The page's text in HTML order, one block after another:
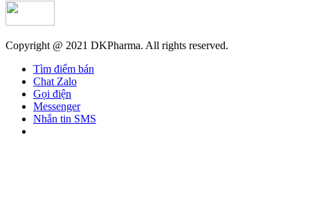
Copyright @ 2021 DKPharma. All rights reserved.
Tìm điểm bán
Chat Zalo
Gọi điện
Messenger
Nhắn tin SMS